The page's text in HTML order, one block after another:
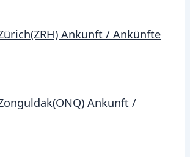
Ankunft / Ankünfte
Ankunft /